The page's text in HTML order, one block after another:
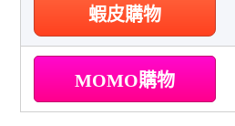
蝦皮購物
MOMO購物